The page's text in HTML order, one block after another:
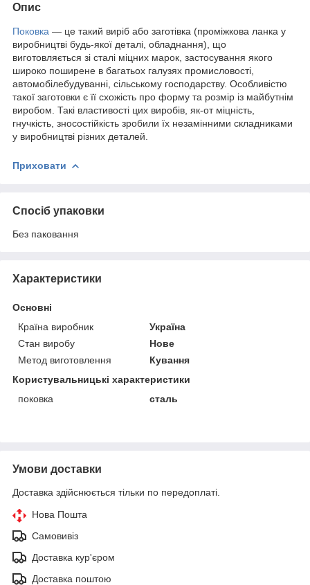
Опис
Поковка — це такий виріб або заготівка (проміжкова ланка у
виробництві будь-якої деталі, обладнання), що
виготовляється зі сталі міцних марок, застосування якого
широко поширене в багатьох галузях промисловості,
автомобілебудуванні, сільському господарству. Особливістю
такої заготовки є її схожість про форму та розмір із майбутнім
виробом. Такі властивості цих виробів, як-от міцність,
гнучкість, зносостійкість зробили їх незамінними складниками
у виробництві різних деталей.
Приховати
Спосіб упаковки
Без паковання
Характеристики
Основні
Країна виробник
Україна
Стан виробу
Нове
Метод виготовлення
Кування
Користувальницькі характеристики
поковка
сталь
Умови доставки
Доставка здійснюється тільки по передоплаті.
Нова Пошта
Самовивіз
Доставка кур'єром
Доставка поштою